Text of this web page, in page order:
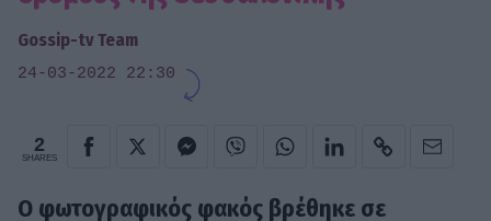
Gossip-tv Team
24-03-2022 22:30
2
SHARES
Ο φωτογραφικός φακός βρέθηκε σε